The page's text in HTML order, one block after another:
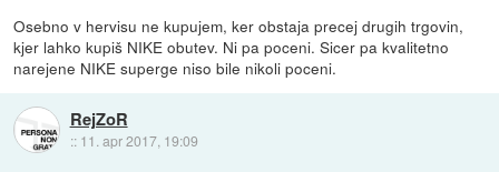
Osebno v hervisu ne kupujem, ker obstaja precej drugih trgovin,
kjer lahko kupiš NIKE obutev. Ni pa poceni. Sicer pa kvalitetno
narejene NIKE superge niso bile nikoli poceni.
RejZoR
:: 11. apr 2017, 19:09